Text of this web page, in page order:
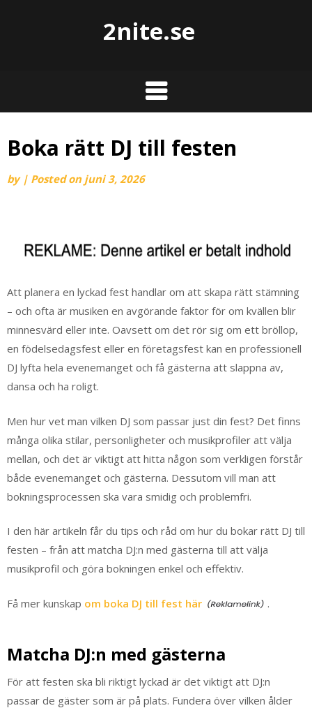
2nite.se
Boka rätt DJ till festen
by | Posted on juni 3, 2026
Att planera en lyckad fest handlar om att skapa rätt stämning
– och ofta är musiken en avgörande faktor för om kvällen blir
minnesvärd eller inte. Oavsett om det rör sig om ett bröllop,
en födelsedagsfest eller en företagsfest kan en professionell
DJ lyfta hela evenemanget och få gästerna att slappna av,
dansa och ha roligt.
Men hur vet man vilken DJ som passar just din fest? Det finns
många olika stilar, personligheter och musikprofiler att välja
mellan, och det är viktigt att hitta någon som verkligen förstår
både evenemanget och gästerna. Dessutom vill man att
bokningsprocessen ska vara smidig och problemfri.
I den här artikeln får du tips och råd om hur du bokar rätt DJ till
festen – från att matcha DJ:n med gästerna till att välja
musikprofil och göra bokningen enkel och effektiv.
Få mer kunskap om boka DJ till fest här .
Matcha DJ:n med gästerna
För att festen ska bli riktigt lyckad är det viktigt att DJ:n
passar de gäster som är på plats. Fundera över vilken ålder